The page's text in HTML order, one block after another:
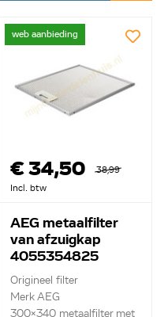
web aanbieding
€ 34,50
38,99
Incl. btw
AEG metaalfilter
van afzuigkap
4055354825
Origineel filter
Merk AEG
300x340 metaalfilter met